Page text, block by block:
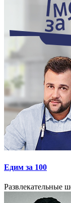
Едим за 100
Развлекательные